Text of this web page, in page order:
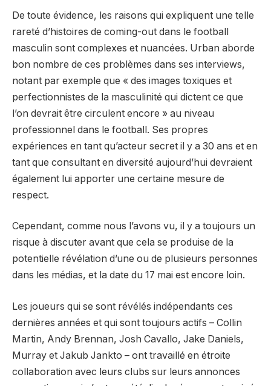
De toute évidence, les raisons qui expliquent une telle
rareté d’histoires de coming-out dans le football
masculin sont complexes et nuancées. Urban aborde
bon nombre de ces problèmes dans ses interviews,
notant par exemple que « des images toxiques et
perfectionnistes de la masculinité qui dictent ce que
l’on devrait être circulent encore » au niveau
professionnel dans le football. Ses propres
expériences en tant qu’acteur secret il y a 30 ans et en
tant que consultant en diversité aujourd’hui devraient
également lui apporter une certaine mesure de
respect.
Cependant, comme nous l’avons vu, il y a toujours un
risque à discuter avant que cela se produise de la
potentielle révélation d’une ou de plusieurs personnes
dans les médias, et la date du 17 mai est encore loin.
Les joueurs qui se sont révélés indépendants ces
dernières années et qui sont toujours actifs – Collin
Martin, Andy Brennan, Josh Cavallo, Jake Daniels,
Murray et Jakub Jankto – ont travaillé en étroite
collaboration avec leurs clubs sur leurs annonces